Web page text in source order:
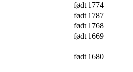
født 1774
født 1787
født 1768
født 1669
født 1680